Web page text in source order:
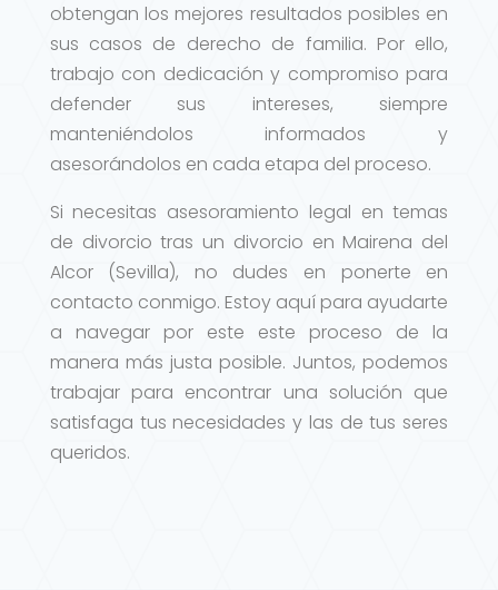
obtengan los mejores resultados posibles en
sus casos de derecho de familia. Por ello,
trabajo con dedicación y compromiso para
defender sus intereses, siempre
manteniéndolos informados y
asesorándolos en cada etapa del proceso.
Si necesitas asesoramiento legal en temas
de divorcio tras un divorcio en Mairena del
Alcor (Sevilla), no dudes en ponerte en
contacto conmigo. Estoy aquí para ayudarte
a navegar por este este proceso de la
manera más justa posible. Juntos, podemos
trabajar para encontrar una solución que
satisfaga tus necesidades y las de tus seres
queridos.